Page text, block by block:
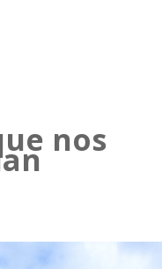
nos